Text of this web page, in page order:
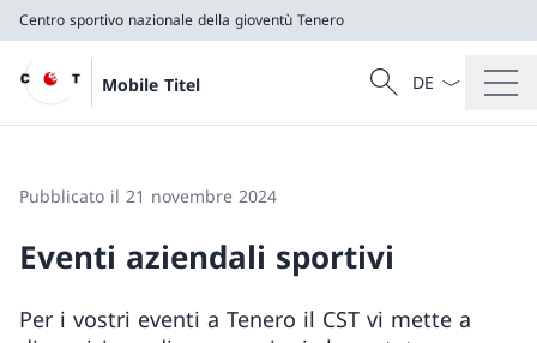
Centro sportivo nazionale della gioventù Tenero
Mobile Titel
Cercare
Ricerca
Dal menu a
Pubblicato il 21 novembre 2024
Eventi aziendali sportivi
Per i vostri eventi a Tenero il CST vi mette a